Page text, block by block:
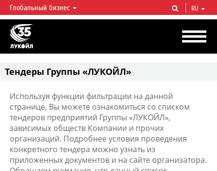
ЛУКОЙЛ СЕГОДНЯ
ЛУКОЙЛ — одна из крупнейших вертикально интегрированных
нефтегазовых компаний в мире, на долю которой приходится более 2%
мировой добычи нефти и около 1% доказанных запасов углеводородов.
Глобальный бизнес RU
Тендеры Группы «ЛУКОЙЛ»
Используя функции фильтрации на данной
странице, Вы можете ознакомиться со списком
тендеров предприятий Группы «ЛУКОЙЛ»,
зависимых обществ Компании и прочих
организаций. Подробнее условия проведения
конкретного тендера можно узнать из
приложенных документов и на сайте организатора.